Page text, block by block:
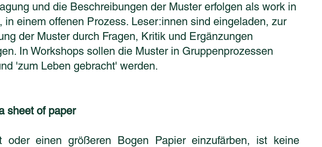
und die Beschreibungen der Muster erfolgen als work in
in einem offenen Prozess. Leser:innen sind eingeladen, zur
der Muster durch Fragen, Kritik und Ergänzungen
In Workshops sollen die Muster in Gruppenprozessen
'zum Leben gebracht' werden.
sheet of paper
oder einen größeren Bogen Papier einzufärben, ist keine